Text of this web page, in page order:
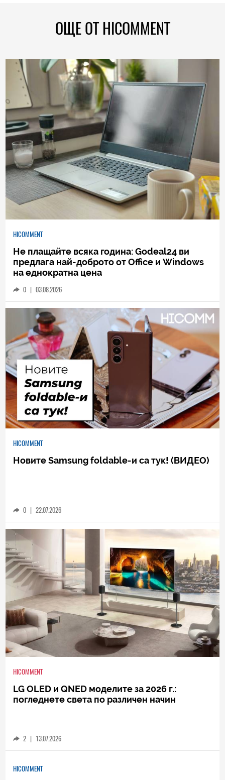
ОЩЕ ОТ HICOMMENT
HICOMMENT
Не плащайте всяка година: Godeal24 ви
предлага най-доброто от Office и Windows
на еднократна цена
0 | 03.08.2026
HICOMMENT
Новите Samsung foldable-и са тук! (ВИДЕО)
0 | 22.07.2026
HICOMMENT
LG OLED и QNED моделите за 2026 г.:
погледнете света по различен начин
2 | 13.07.2026
HICOMMENT